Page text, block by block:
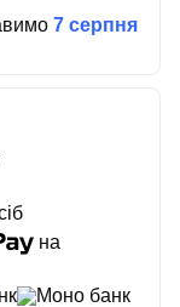
7 серпня
на
Моно банк